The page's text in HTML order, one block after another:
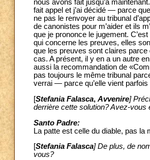
nous avons fait jusqu’à
fait appel et j’ai décidé — parce
ne pas le renvoyer au tribunal
de canonistes pour m’aider et ils
que je prononce le jugement.
qui concerne les preuves, elles
que les preuves sont claires
cas. A présent, il y en a un autre
aussi la recommandation de
pas toujours le même tribunal
verrai — parce qu’elle vient
[Stefania Falasca, Avvenire]
derrière cette solution? Avez-
Santo Padre:
La patte est celle du diable, pas la
[Stefania Falasca] De plus, de
vous?